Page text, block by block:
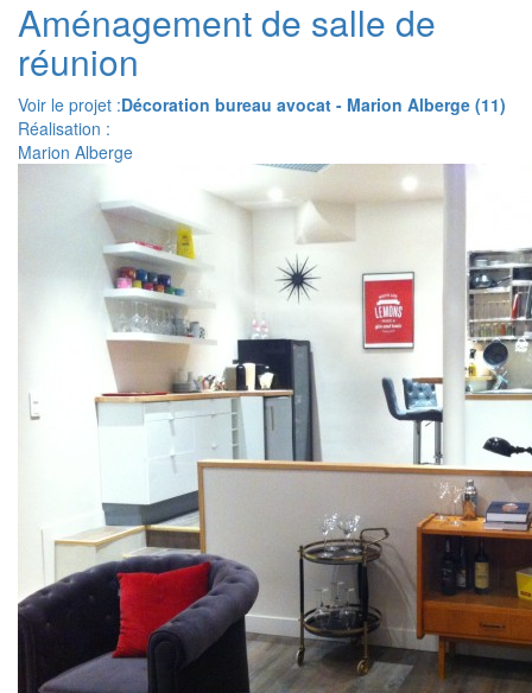
Aménagement de salle de
réunion
Voir le projet :Décoration bureau avocat - Marion Alberge (11)
Réalisation :
Marion Alberge